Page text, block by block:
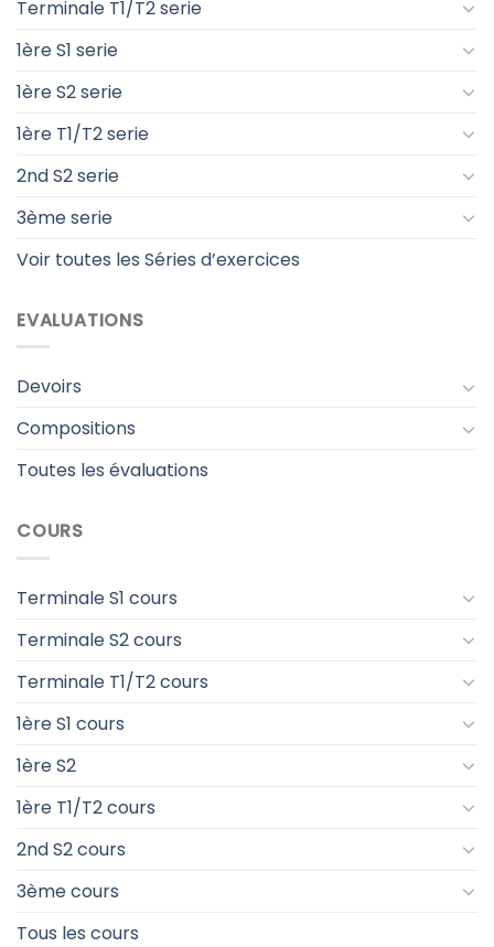
Terminale T1/T2 serie
1ère S1 serie
1ère S2 serie
1ère T1/T2 serie
2nd S2 serie
3ème serie
Voir toutes les Séries d’exercices
EVALUATIONS
Devoirs
Compositions
Toutes les évaluations
COURS
Terminale S1 cours
Terminale S2 cours
Terminale T1/T2 cours
1ère S1 cours
1ère S2
1ère T1/T2 cours
2nd S2 cours
3ème cours
Tous les cours